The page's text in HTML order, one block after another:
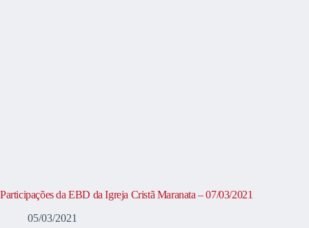
Participações da EBD da Igreja Cristã Maranata – 07/03/2021
05/03/2021